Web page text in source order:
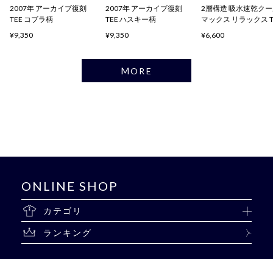
2007年 アーカイブ復刻
TEE コブラ柄
¥9,350
2007年 アーカイブ復刻
TEE ハスキー柄
¥9,350
2層構造 吸水速乾ク
マックス リラックス
¥6,600
MORE
ONLINE SHOP
カテゴリ
ランキング